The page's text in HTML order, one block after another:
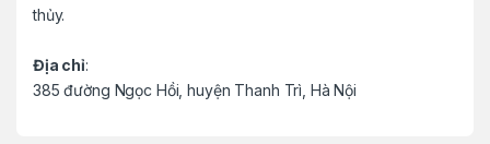
thủy.
Địa chỉ:
385 đường Ngọc Hồi, huyện Thanh Trì, Hà Nội